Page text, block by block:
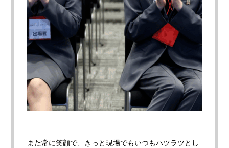
また常に笑顔で、きっと現場でもいつもハツラツとし